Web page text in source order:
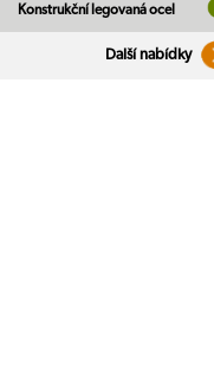
Konstrukční legovaná ocel
Další nabídky